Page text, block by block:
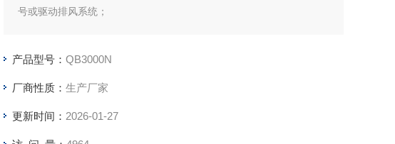
号或驱动排风系统；
产品型号： QB3000N
厂商性质： 生产厂家
更新时间： 2026-01-27